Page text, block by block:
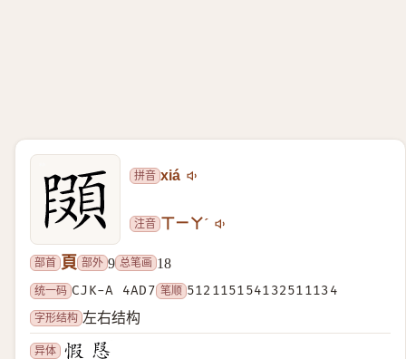
拼音 xiá
注音 ㄒㄧㄚˊ
部首 頁 部外 9 总笔画 18
统一码 CJK-A 4AD7 笔顺 512115154132511134
字形结构 左右结构
异体